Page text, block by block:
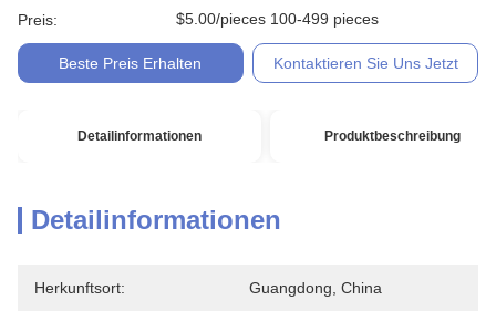
Preis: $5.00/pieces 100-499 pieces
Beste Preis Erhalten Kontaktieren Sie Uns Jetzt
Detailinformationen Produktbeschreibung
Detailinformationen
Herkunftsort: Guangdong, China